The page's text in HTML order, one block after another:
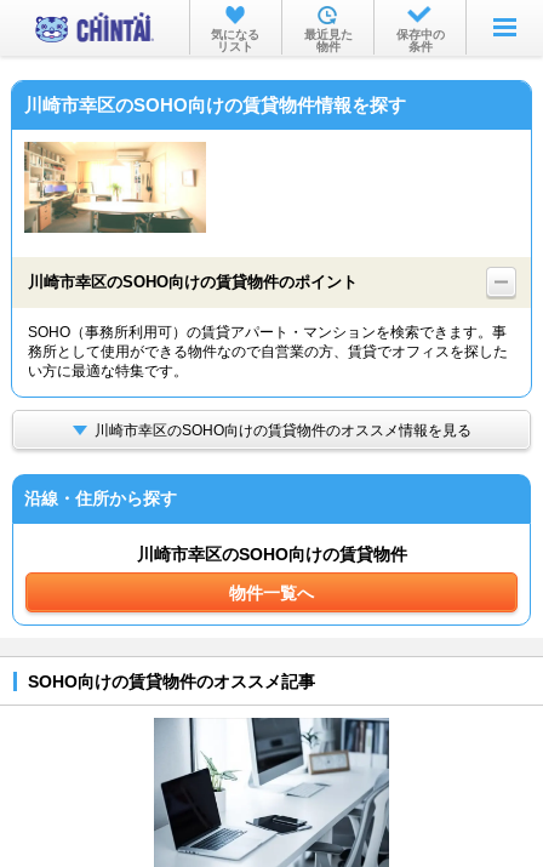
お部屋を探す
沿線・駅から
物件特集から
TOP
気になる
リスト
最近見た
物件
保存中の
条件
川崎市幸区のSOHO向けの賃貸物件情報を探す
川崎市幸区のSOHO向けの賃貸物件のポイント
SOHO（事務所利用可）の賃貸アパート・マンションを検索できます。事
務所として使用ができる物件なので自営業の方、賃貸でオフィスを探した
い方に最適な特集です。
川崎市幸区のSOHO向けの賃貸物件のオススメ情報を見る
沿線・住所から探す
川崎市幸区のSOHO向けの賃貸物件
物件一覧へ
SOHO向けの賃貸物件のオススメ記事